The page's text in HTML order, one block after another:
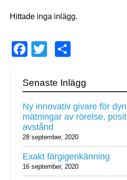
Hittade inga inlägg.
Facebook
Twitter
Senaste Inlägg
Ny innovativ givare för
mätningar av rörelse,
avstånd
28 september, 2020
Exakt färgigenkänning
16 september, 2020